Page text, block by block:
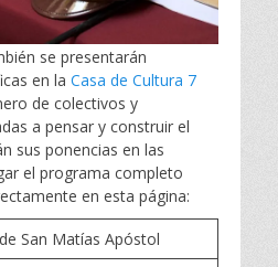
se presentarán
en la Casa de Cultura 7
de colectivos y
a pensar y construir el
sus ponencias en las
el programa completo
en esta página:
San Matías Apóstol